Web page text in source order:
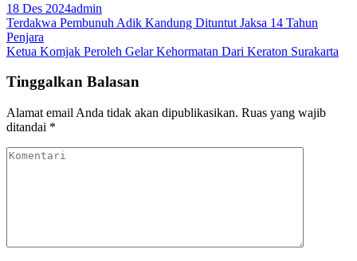
18 Des 2024admin
Navigasi
pos
Terdakwa Pembunuh Adik Kandung Dituntut Jaksa 14 Tahun
Penjara
Ketua Komjak Peroleh Gelar Kehormatan Dari Keraton Surakarta
Tinggalkan Balasan
Alamat email Anda tidak akan dipublikasikan. Ruas yang wajib
ditandai *
Komentari